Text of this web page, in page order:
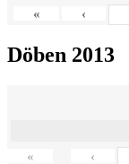
« ‹
Döben 2013
« ‹